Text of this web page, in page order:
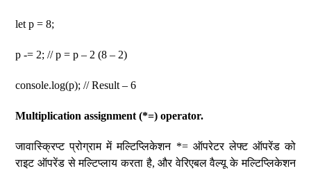
let p = 8;
p -= 2; // p = p – 2 (8 – 2)
console.log(p); // Result – 6
Multiplication assignment (*=) operator.
जावास्क्रिप्ट प्रोग्राम में मल्टिप्लिकेशन *= ऑपरेटर लेफ्ट ऑपरेंड को
राइट ऑपरेंड से मल्टिप्लाय करता है, और वेरिएबल वैल्यू के मल्टिप्लिकेशन